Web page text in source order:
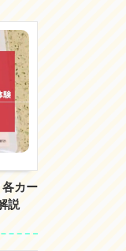
カー
説